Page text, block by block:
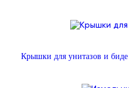
Крышки для унитазов и биде